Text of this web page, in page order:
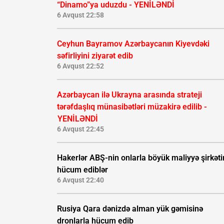
“Dinamo”ya uduzdu - YENİLƏNDİ
6 Avqust 22:58
Ceyhun Bayramov Azərbaycanın Kiyevdəki
səfirliyini ziyarət edib
6 Avqust 22:52
Azərbaycan ilə Ukrayna arasında strateji
tərəfdaşlıq münasibətləri müzakirə edilib -
YENİLƏNDİ
6 Avqust 22:45
Hakerlər ABŞ-nin onlarla böyük maliyyə
hücum ediblər
6 Avqust 22:40
Rusiya Qara dənizdə alman yük gəmisinə
dronlarla hücum edib